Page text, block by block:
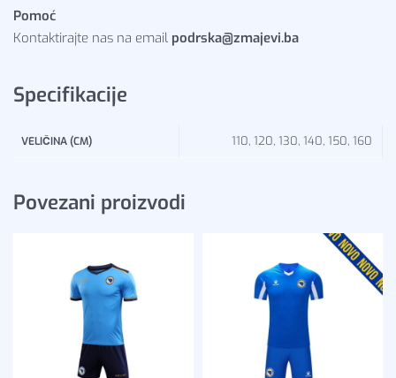
Pomoć
Kontaktirajte nas na email podrska@zmajevi.ba
Specifikacije
VELIČINA (CM) 110, 120, 130, 140, 150, 160
Povezani proizvodi